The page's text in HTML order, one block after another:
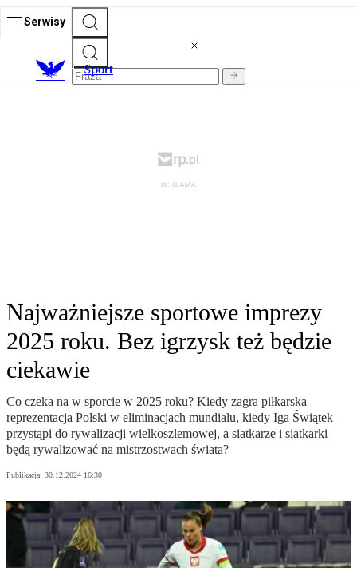
Serwisy
Sport
Najważniejsze sportowe imprezy
2025 roku. Bez igrzysk też będzie
ciekawie
Co czeka na w sporcie w 2025 roku? Kiedy zagra piłkarska
reprezentacja Polski w eliminacjach mundialu, kiedy Iga Świątek
przystąpi do rywalizacji wielkoszlemowej, a siatkarze i siatkarki
będą rywalizować na mistrzostwach świata?
Publikacja: 30.12.2024 16:30